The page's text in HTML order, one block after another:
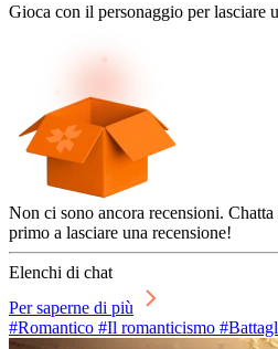
Gioca con il personaggio per lasciare
Non ci sono ancora recensioni.
primo a lasciare una recensione!
Elenchi di chat
Per saperne di più
#Romantico #Il romanticismo